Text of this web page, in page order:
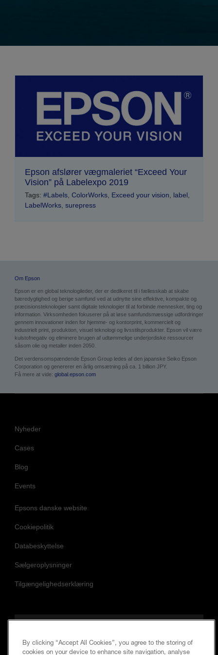
Epson afslører vægmaleriet “Exceed Your
Vision” på Labelexpo 2019
Tags: #Labels ColorWorks Exceed your vision label
LabelWorks surepress
Om Epson
Epson er en global teknologileder, der er dedikeret til i fællesskab at skabe
bæredygtighed og berige samfund ved at udnytte sine effektive, kompakte og
præcisionsteknologier samt digitale teknologier til at forbinde mennesker, ting og
information. Virksomheden fokuserer på at løse samfundsmæssige udfordringer
gennem innovationer inden for hjemme- og kontorprint, kommercielt og
industrielt print, produktion, visuel teknologi og livsstilsprodukter. Epson vil være
kulstofnegativ og eliminere brugen af udtømmelige underjordiske ressourcer
såsom olie og metaller inden 2050.
Det verdensomspændende Epson Group ledes af den japanske Seiko Epson
Corporation og genererer en årlig omsætning på ca. 1 billion JPY.
Få mere at vide: global.epson.com
Nyheder
Cases
Blog
Events
Epsons danske website
Cookiepolitik
Databeskyttelse
Sælgeroplysninger
Tilgængelighedserklæring
By clicking “Accept All Cookies”, you agree to the storing of
cookies on your device to enhance site navigation, analyse